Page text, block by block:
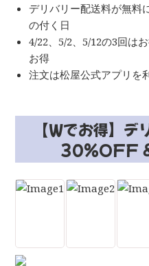
デリバリー配送料が無料
の付く日
4/22、5/2、5/12の3回は
お得
注文は松屋公式アプリを
【Wでお得】
30％OFF